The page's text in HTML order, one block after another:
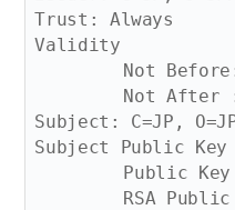
Trust: Always
Validity
Subject: C=JP,
Subject Public